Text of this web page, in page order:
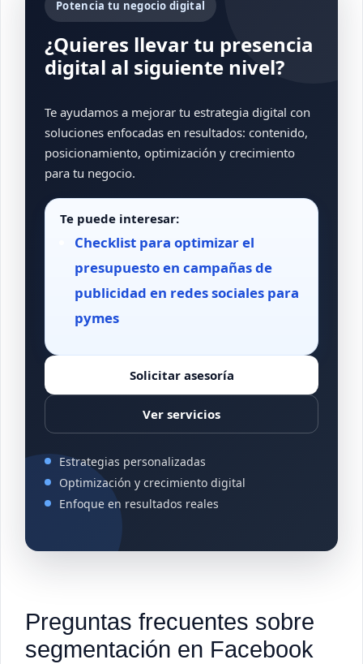
Potencia tu negocio digital
¿Quieres llevar tu presencia
digital al siguiente nivel?
Te ayudamos a mejorar tu estrategia digital con
soluciones enfocadas en resultados: contenido,
posicionamiento, optimización y crecimiento
para tu negocio.
Te puede interesar:
Checklist para optimizar el
presupuesto en campañas de
publicidad en redes sociales para
pymes
Solicitar asesoría
Ver servicios
Estrategias personalizadas
Optimización y crecimiento digital
Enfoque en resultados reales
Preguntas frecuentes sobre
segmentación en Facebook